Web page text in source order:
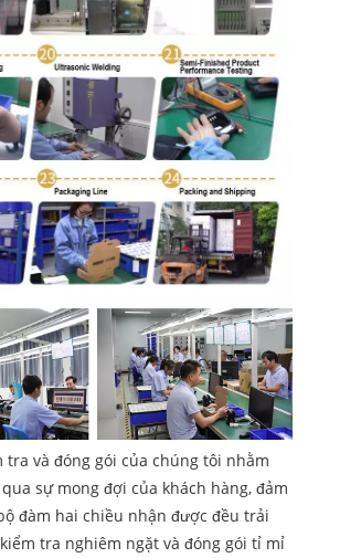
tra và đóng gói của chúng tôi nhằm
sự mong đợi của khách hàng, đảm
đàm hai chiều nhận được đều trải
tra nghiêm ngặt và đóng gói tỉ mỉ